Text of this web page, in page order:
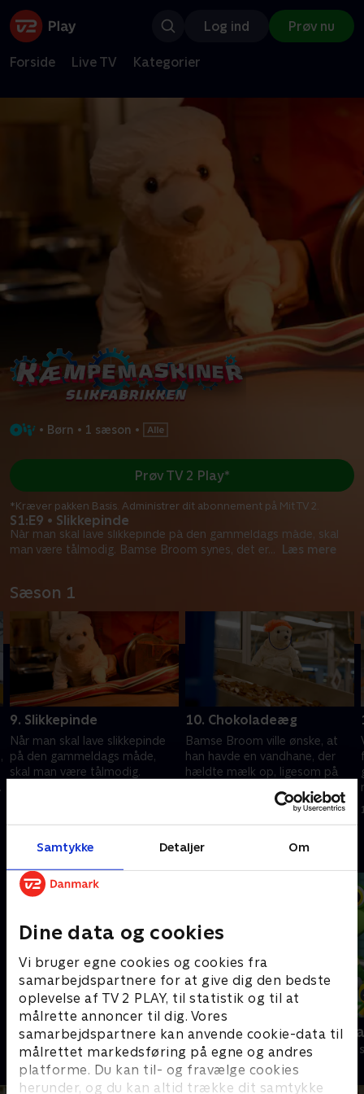
Samtykke Detaljer Om
Dine data og cookies
Vi bruger egne cookies og cookies fra
samarbejdspartnere for at give dig den bedste
oplevelse af TV 2 PLAY, til statistik og til at
målrette annoncer til dig. Vores
samarbejdspartnere kan anvende cookie-data til
målrettet markedsføring på egne og andres
platforme. Du kan til- og fravælge cookies
herunder, og du kan altid trække dit samtykke
Log ind Prøv nu
Forside Live TV Kategorier
• Børn • 1 sæson •
S1:E9 • Slikkepinde
Når man skal lave slikkepinde på den gammeldags måde, skal
man være tålmodig. Bamse Broom synes, det er... Læs mere
Prøv TV 2 Play*
*Kræver pakken Basis. Administrer dit abonnement på Mit TV 2.
Sæson 1
9. Slikkepinde
Når man skal lave slikkepinde
på den gammeldags måde,
skal man være tålmodig.
10. Chokoladeæg
Bamse Broom ville ønske, at
han havde en vandhane, der
hældte mælk op, ligesom på
se, hvordan chokoladeæg
19. august 2023 • 5 min
Andre så også
Kæmpemaskiner
Børneserier • 8 sæsoner
Geckos
Børneserier • 2